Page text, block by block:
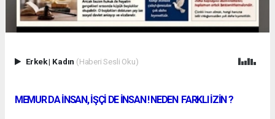
Erkek| Kadın (Haberi Sesli Oku)
MEMUR DA İNSAN, İŞÇİ DE İNSAN ! NEDEN FARKLI İZİN ?